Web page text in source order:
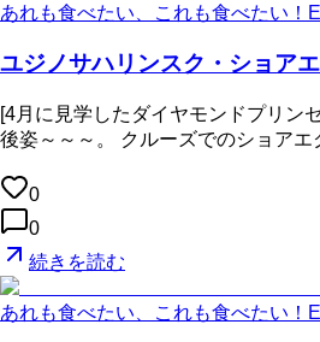
あれも食べたい、これも食べたい！
ユジノサハリンスク・ショア
[4月に見学したダイヤモンドプリン
後姿～～～。 クルーズでのショア
0
0
続きを読む
あれも食べたい、これも食べたい！